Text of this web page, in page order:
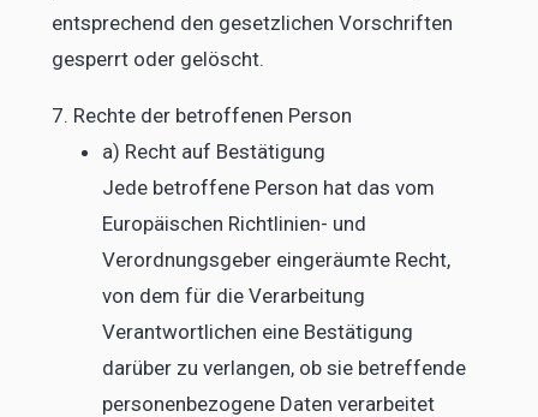
entsprechend den gesetzlichen Vorschriften
gesperrt oder gelöscht.
7. Rechte der betroffenen Person
a) Recht auf Bestätigung
Jede betroffene Person hat das vom
Europäischen Richtlinien- und
Verordnungsgeber eingeräumte Recht,
von dem für die Verarbeitung
Verantwortlichen eine Bestätigung
darüber zu verlangen, ob sie betreffende
personenbezogene Daten verarbeitet